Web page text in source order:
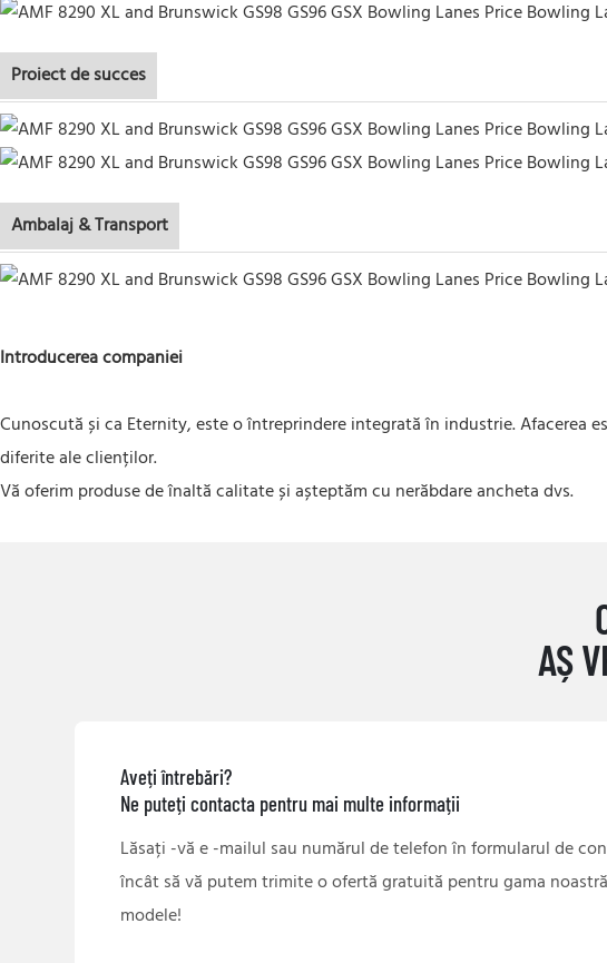
Proiect de succes
Ambalaj & Transport
Introducerea companiei
Cunoscută și ca Eternity, este o întreprindere integrată în industrie. Afacerea
diferite ale clienților.
Vă oferim produse de înaltă calitate și așteptăm cu nerăbdare ancheta dvs.
AȘ
Aveți întrebări?
Ne puteți contacta pentru mai multe informații
Lăsați -vă e -mailul sau numărul de telefon în formularul de
încât să vă putem trimite o ofertă gratuită pentru gama
modele!